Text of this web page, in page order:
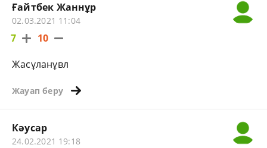
Ғайтбек Жаннұр
02.03.2021 11:04
7 10
Жасұланұвл
Жауап беру
Кәусар
24.02.2021 19:18